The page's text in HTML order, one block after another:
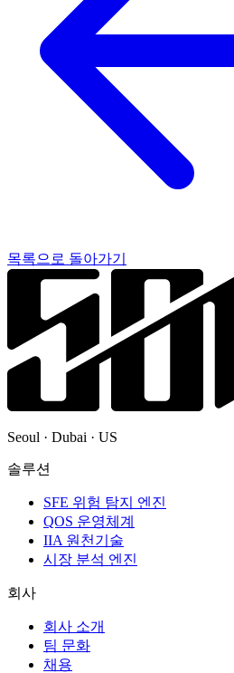
목록으로 돌아가기
Seoul · Dubai · US
솔루션
SFE 위험 탐지 엔진
QOS 운영체계
IIA 원천기술
시장 분석 엔진
회사
회사 소개
팀 문화
채용